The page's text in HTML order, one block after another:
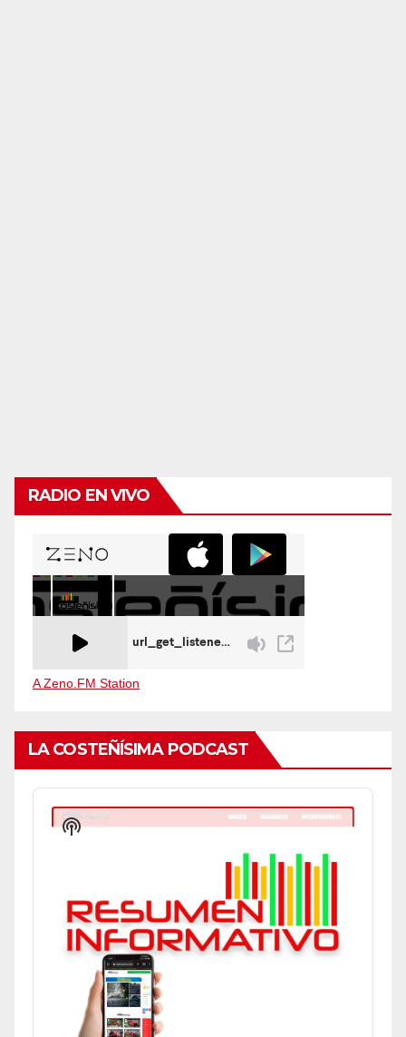
RADIO EN VIVO
A Zeno.FM Station
LA COSTEÑÍSIMA PODCAST
Audio
Player
Show